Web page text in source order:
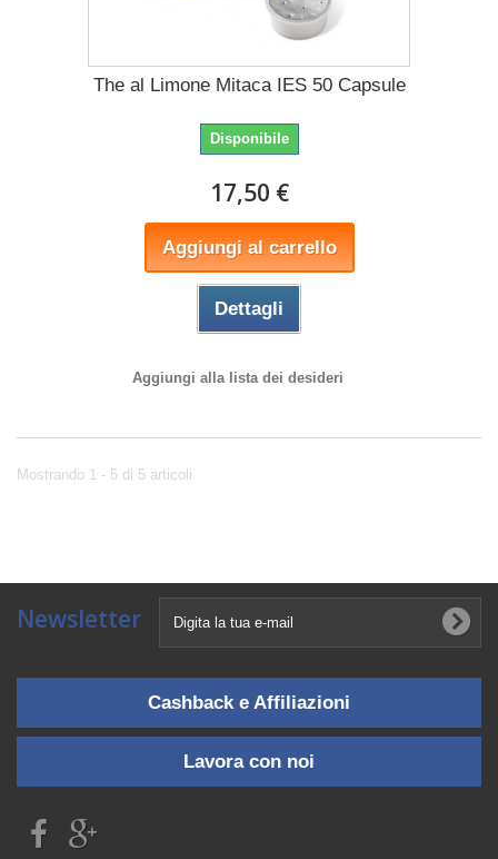
The al Limone Mitaca IES 50 Capsule
Disponibile
17,50 €
Aggiungi al carrello
Dettagli
Aggiungi alla lista dei desideri
Mostrando 1 - 5 di 5 articoli
Newsletter
Cashback e Affiliazioni
Lavora con noi